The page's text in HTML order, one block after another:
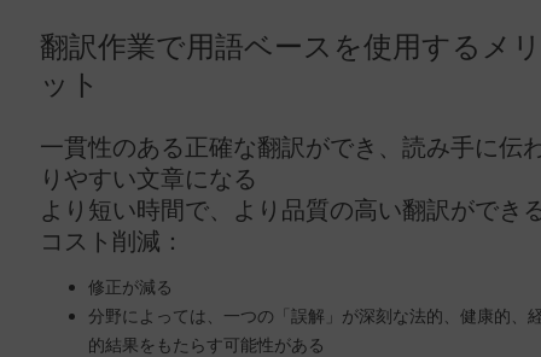
翻訳作業で用語ベースを使用するメリ
ット
一貫性のある正確な翻訳ができ、読み手に伝
りやすい文章になる
より短い時間で、より品質の高い翻訳ができ
コスト削減：
修正が減る
分野によっては、一つの「誤解」が深刻な法的、健康的、
的結果をもたらす可能性がある